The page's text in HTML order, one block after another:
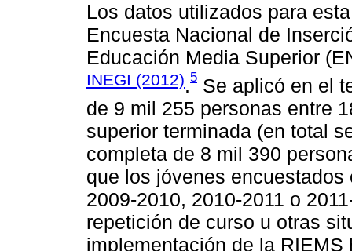
Los datos utilizados para
Encuesta Nacional de
Educación Media Superior
INEGI (2012).5 Se aplicó en el
de 9 mil 255 personas entre
superior terminada (en total
completa de 8 mil 390
que los jóvenes
2009-2010, 2010-2011 o
repetición de curso u otras
implementación de la